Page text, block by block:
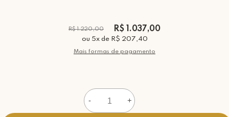
R$ 1.220,00 R$ 1.037,00
ou 5xde R$ 207,40
Mais formas de pagamento
- +